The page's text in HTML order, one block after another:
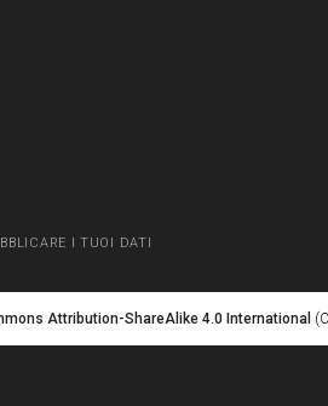
I TUOI DATI
Attribution-ShareAlike 4.0 International